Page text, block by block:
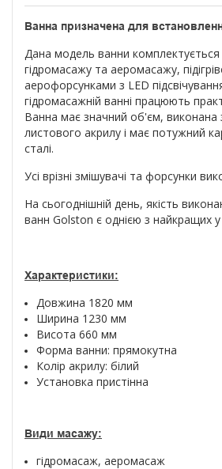
Ванна призначена для
Дана модель ванни
гідромасажу та аеромасажу,
аерофорсунками з LED
гідромасажній ванні працюють
Ванна має значний об'єм, виконана
листового акрилу і має потужний
сталі.
Усі врізні змішувачі та форсунки
На сьогоднішній день, якість
ванн Golston є однією з найкращих у
Характеристики:
Довжина 1820 мм
Ширина 1230 мм
Висота 660 мм
Форма ванни: прямокутна
Колір акрилу: білий
Установка пристінна
Види масажу:
гідромасаж, аеромасаж